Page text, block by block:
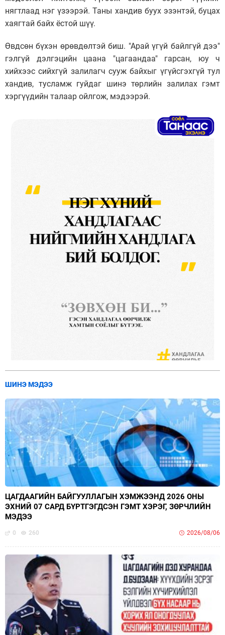
нягтлаад нэг үзээрэй. Таны хандив буух эзэнтэй, буцах
хаягтай байх ёстой шүү.
Өвдсөн бүхэн өрөвдөлтэй биш. "Арай үгүй байлгүй дээ"
гэлгүй дэлгэцийн цаана "цагаандаа" гарсан, юу ч
хийхээс сийхгүй залилагч сууж байхыг үгүйсгэхгүй тул
хандив, тусламж гуйдаг шинэ төрлийн залилах гэмт
хэргүүдийн талаар ойлгож, мэдээрэй.
ШИНЭ МЭДЭЭ
ЦАГДААГИЙН БАЙГУУЛЛАГЫН ХЭМЖЭЭНД 2026 ОНЫ
ЭХНИЙ 07 САРД БҮРТГЭГДСЭН ГЭМТ ХЭРЭГ, ЗӨРЧЛИЙН
МЭДЭЭ
0 260 2026/08/06